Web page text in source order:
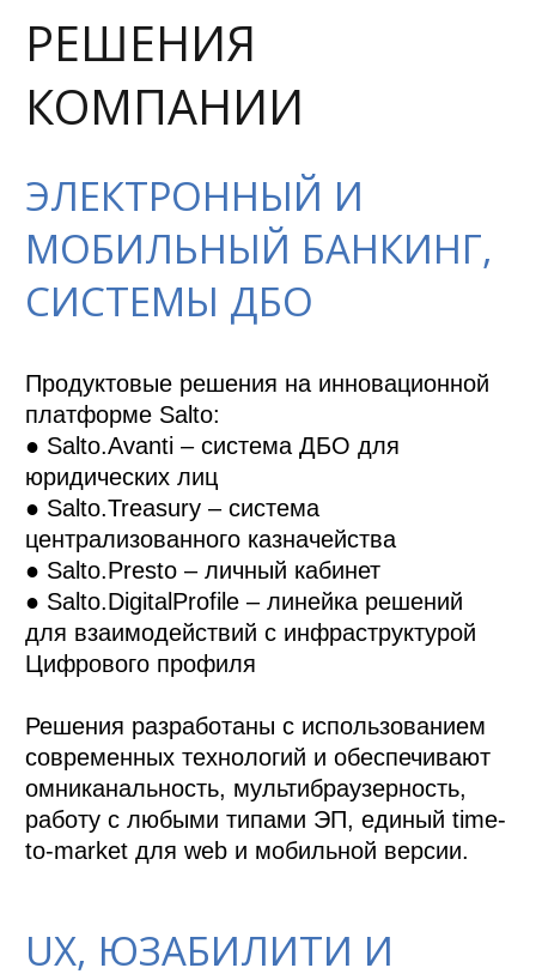
РЕШЕНИЯ
КОМПАНИИ
ЭЛЕКТРОННЫЙ И
МОБИЛЬНЫЙ БАНКИНГ,
СИСТЕМЫ ДБО
Продуктовые решения на инновационной
платформе Salto:
● Salto.Avanti – система ДБО для
юридических лиц
● Salto.Treasury – система
централизованного казначейства
● Salto.Presto – личный кабинет
● Salto.DigitalProfile – линейка решений
для взаимодействий с инфраструктурой
Цифрового профиля
Решения разработаны с использованием
современных технологий и обеспечивают
омниканальность, мультибраузерность,
работу с любыми типами ЭП, единый time-
UX, ЮЗАБИЛИТИ И